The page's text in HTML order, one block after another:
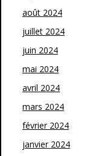
août 2024
juillet 2024
juin 2024
mai 2024
avril 2024
mars 2024
février 2024
janvier 2024